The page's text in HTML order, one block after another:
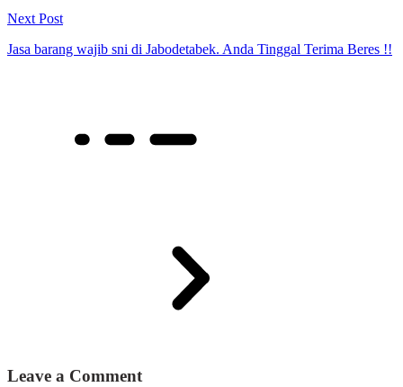
Next Post
Jasa barang wajib sni di Jabodetabek. Anda Tinggal Terima Beres !!
Leave a Comment